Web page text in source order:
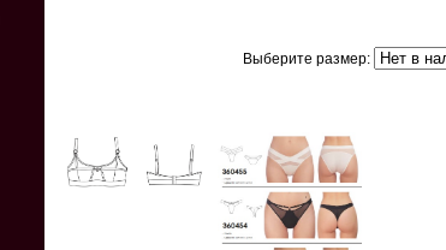
Выберите размер: